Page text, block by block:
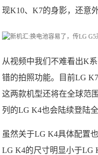
现K10、K7的身影，还意
从视频中我们不难看出K
错的拍照功能。目前LG
这两款机型还将在全球范
列的LG K4也会陆续登陆全
虽然关于LG K4具体配置
LG K4的尺寸明显小于LG